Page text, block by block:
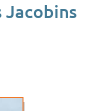
Jacobins